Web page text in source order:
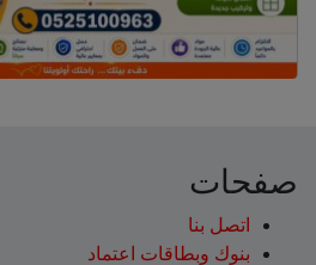
صفحات
اتصل بنا
بنوك وبطاقات اعتماد